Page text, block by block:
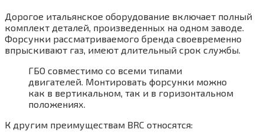
Дорогое итальянское оборудование включает полный
комплект деталей, произведенных на одном заводе.
Форсунки рассматриваемого бренда своевременно
впрыскивают газ, имеют длительный срок службы.
ГБО совместимо со всеми типами
двигателей. Монтировать форсунки можно
как в вертикальном, так и в горизонтальном
положениях.
К другим преимуществам BRC относятся: